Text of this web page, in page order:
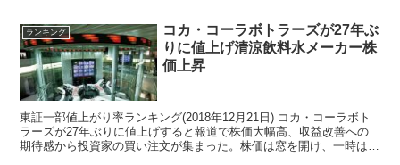
ランキング
コカ・コーラボトラーズが27年ぶ
りに値上げ清涼飲料水メーカー株
価上昇
東証一部値上がり率ランキング(2018年12月21日) コカ・コーラボト
ラーズが27年ぶりに値上げすると報道で株価大幅高、収益改善への
期待感から投資家の買い注文が集まった。株価は窓を開け、一時は前